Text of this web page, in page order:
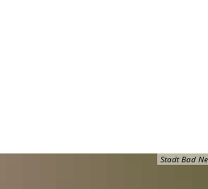
Stadt Bad